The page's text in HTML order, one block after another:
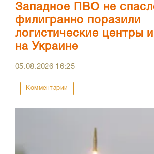
Западное ПВО не
филигранно поразили
логистические центры
на Украине
05.08.2026 16:25
Комментарии